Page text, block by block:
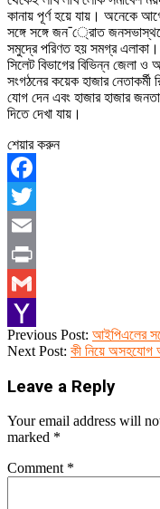
কানায় পূর্ণ হয়ে যায়। অনেকে
সঙ্গে সঙ্গে জন¯্রােত
সমুদ্রে পরিণত হয় সমগ্র এলাকা।
সিলেট বিভাগের বিভিন্ন জেলা
সংগঠনের কয়েক হাজার
যোগ দেন এবং হাজার হাজার
দিতে দেখা যায়।
শেয়ার করুন
Facebook
Twitter
Email
Print
Gmail
Yahoo
2023-
12-
Previous Post: আইপিএলের
Next Post: কী নিয়ে অসহযোগ
Leave a Reply
Your email address will
marked *
Comment *